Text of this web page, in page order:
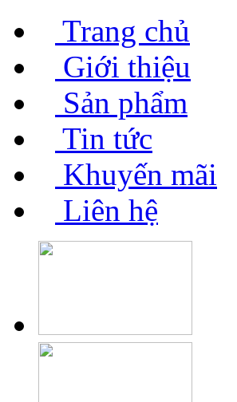
Trang chủ
Giới thiệu
Sản phẩm
Tin tức
Khuyến mãi
Liên hệ